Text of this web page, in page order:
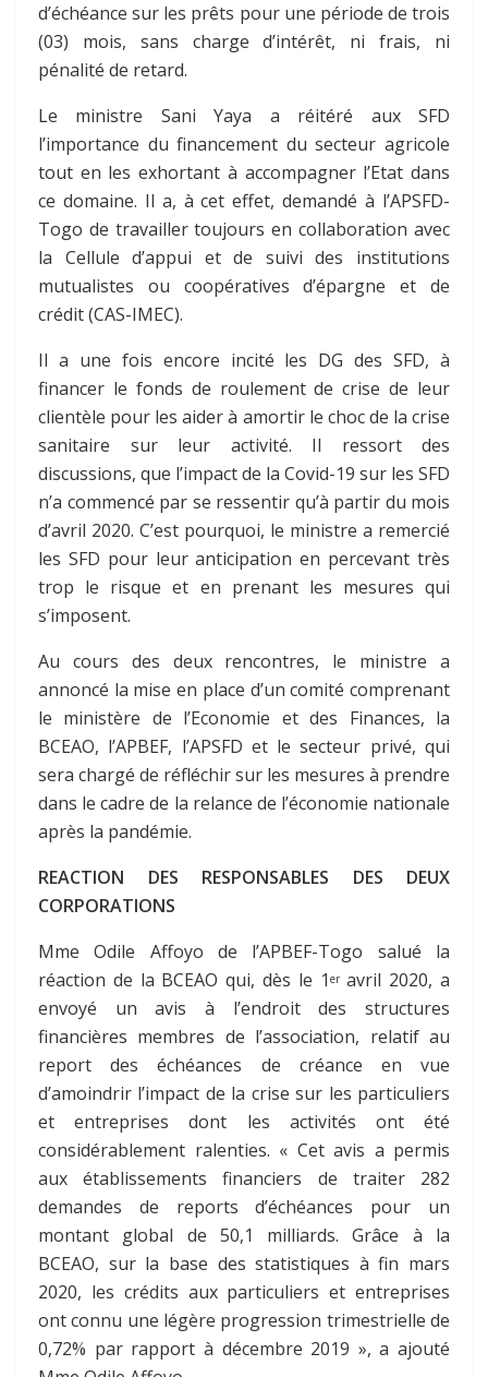
d’échéance sur les prêts pour une période de trois
(03) mois, sans charge d’intérêt, ni frais, ni
pénalité de retard.
Le ministre Sani Yaya a réitéré aux SFD
l’importance du financement du secteur agricole
tout en les exhortant à accompagner l’Etat dans
ce domaine. Il a, à cet effet, demandé à l’APSFD-
Togo de travailler toujours en collaboration avec
la Cellule d’appui et de suivi des institutions
mutualistes ou coopératives d’épargne et de
crédit (CAS-IMEC).
Il a une fois encore incité les DG des SFD, à
financer le fonds de roulement de crise de leur
clientèle pour les aider à amortir le choc de la crise
sanitaire sur leur activité. Il ressort des
discussions, que l’impact de la Covid-19 sur les SFD
n’a commencé par se ressentir qu’à partir du mois
d’avril 2020. C’est pourquoi, le ministre a remercié
les SFD pour leur anticipation en percevant très
trop le risque et en prenant les mesures qui
s’imposent.
Au cours des deux rencontres, le ministre a
annoncé la mise en place d’un comité comprenant
le ministère de l’Economie et des Finances, la
BCEAO, l’APBEF, l’APSFD et le secteur privé, qui
sera chargé de réfléchir sur les mesures à prendre
dans le cadre de la relance de l’économie nationale
après la pandémie.
REACTION DES RESPONSABLES DES DEUX
CORPORATIONS
Mme Odile Affoyo de l’APBEF-Togo salué la
réaction de la BCEAO qui, dès le 1 eravril 2020, a
envoyé un avis à l’endroit des structures
financières membres de l’association, relatif au
report des échéances de créance en vue
d’amoindrir l’impact de la crise sur les particuliers
et entreprises dont les activités ont été
considérablement ralenties. « Cet avis a permis
aux établissements financiers de traiter 282
demandes de reports d’échéances pour un
montant global de 50,1 milliards. Grâce à la
BCEAO, sur la base des statistiques à fin mars
2020, les crédits aux particuliers et entreprises
ont connu une légère progression trimestrielle de
0,72% par rapport à décembre 2019 », a ajouté